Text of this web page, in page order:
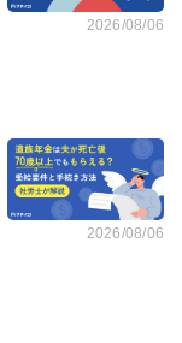
2026/08/06
2026/08/06